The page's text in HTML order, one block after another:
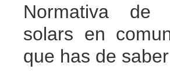
Normativa de
solars en
que has de saber